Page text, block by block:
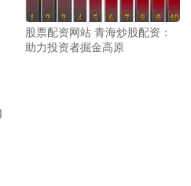
股票配资网站 青海炒股配资：
助力投资者掘金高原